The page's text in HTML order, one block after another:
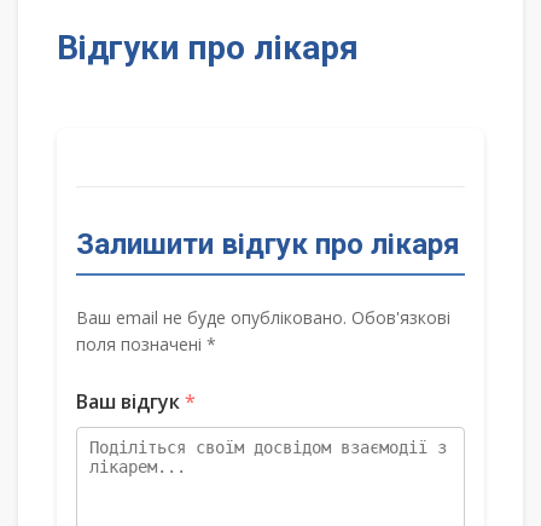
Відгуки про лікаря
Залишити відгук про лікаря
Ваш email не буде опубліковано. Обов'язкові
поля позначені *
Ваш відгук*